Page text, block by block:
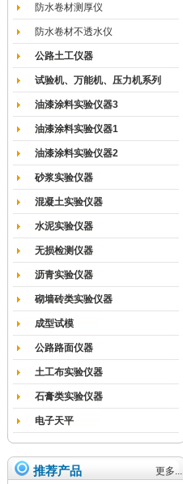
防水卷材测厚仪
防水卷材不透水仪
公路土工仪器
试验机、万能机、压力机系列
油漆涂料实验仪器3
油漆涂料实验仪器1
油漆涂料实验仪器2
砂浆实验仪器
混凝土实验仪器
水泥实验仪器
无损检测仪器
沥青实验仪器
砌墙砖类实验仪器
成型试模
公路路面仪器
土工布实验仪器
石膏类实验仪器
电子天平
推荐产品 更多...